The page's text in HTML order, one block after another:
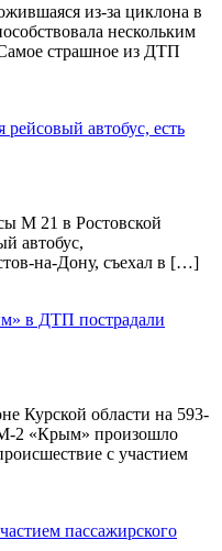
из-за циклона в
нескольким
страшное из ДТП
автобус, есть
М 21 в Ростовской
автобус,
на-Дону, съехал в […]
в ДТП пострадали
Курской области на 593-
2 «Крым» произошло
с участием
пассажирского